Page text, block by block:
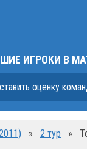
ИГРОКИ В
оценку
» 2 тур »